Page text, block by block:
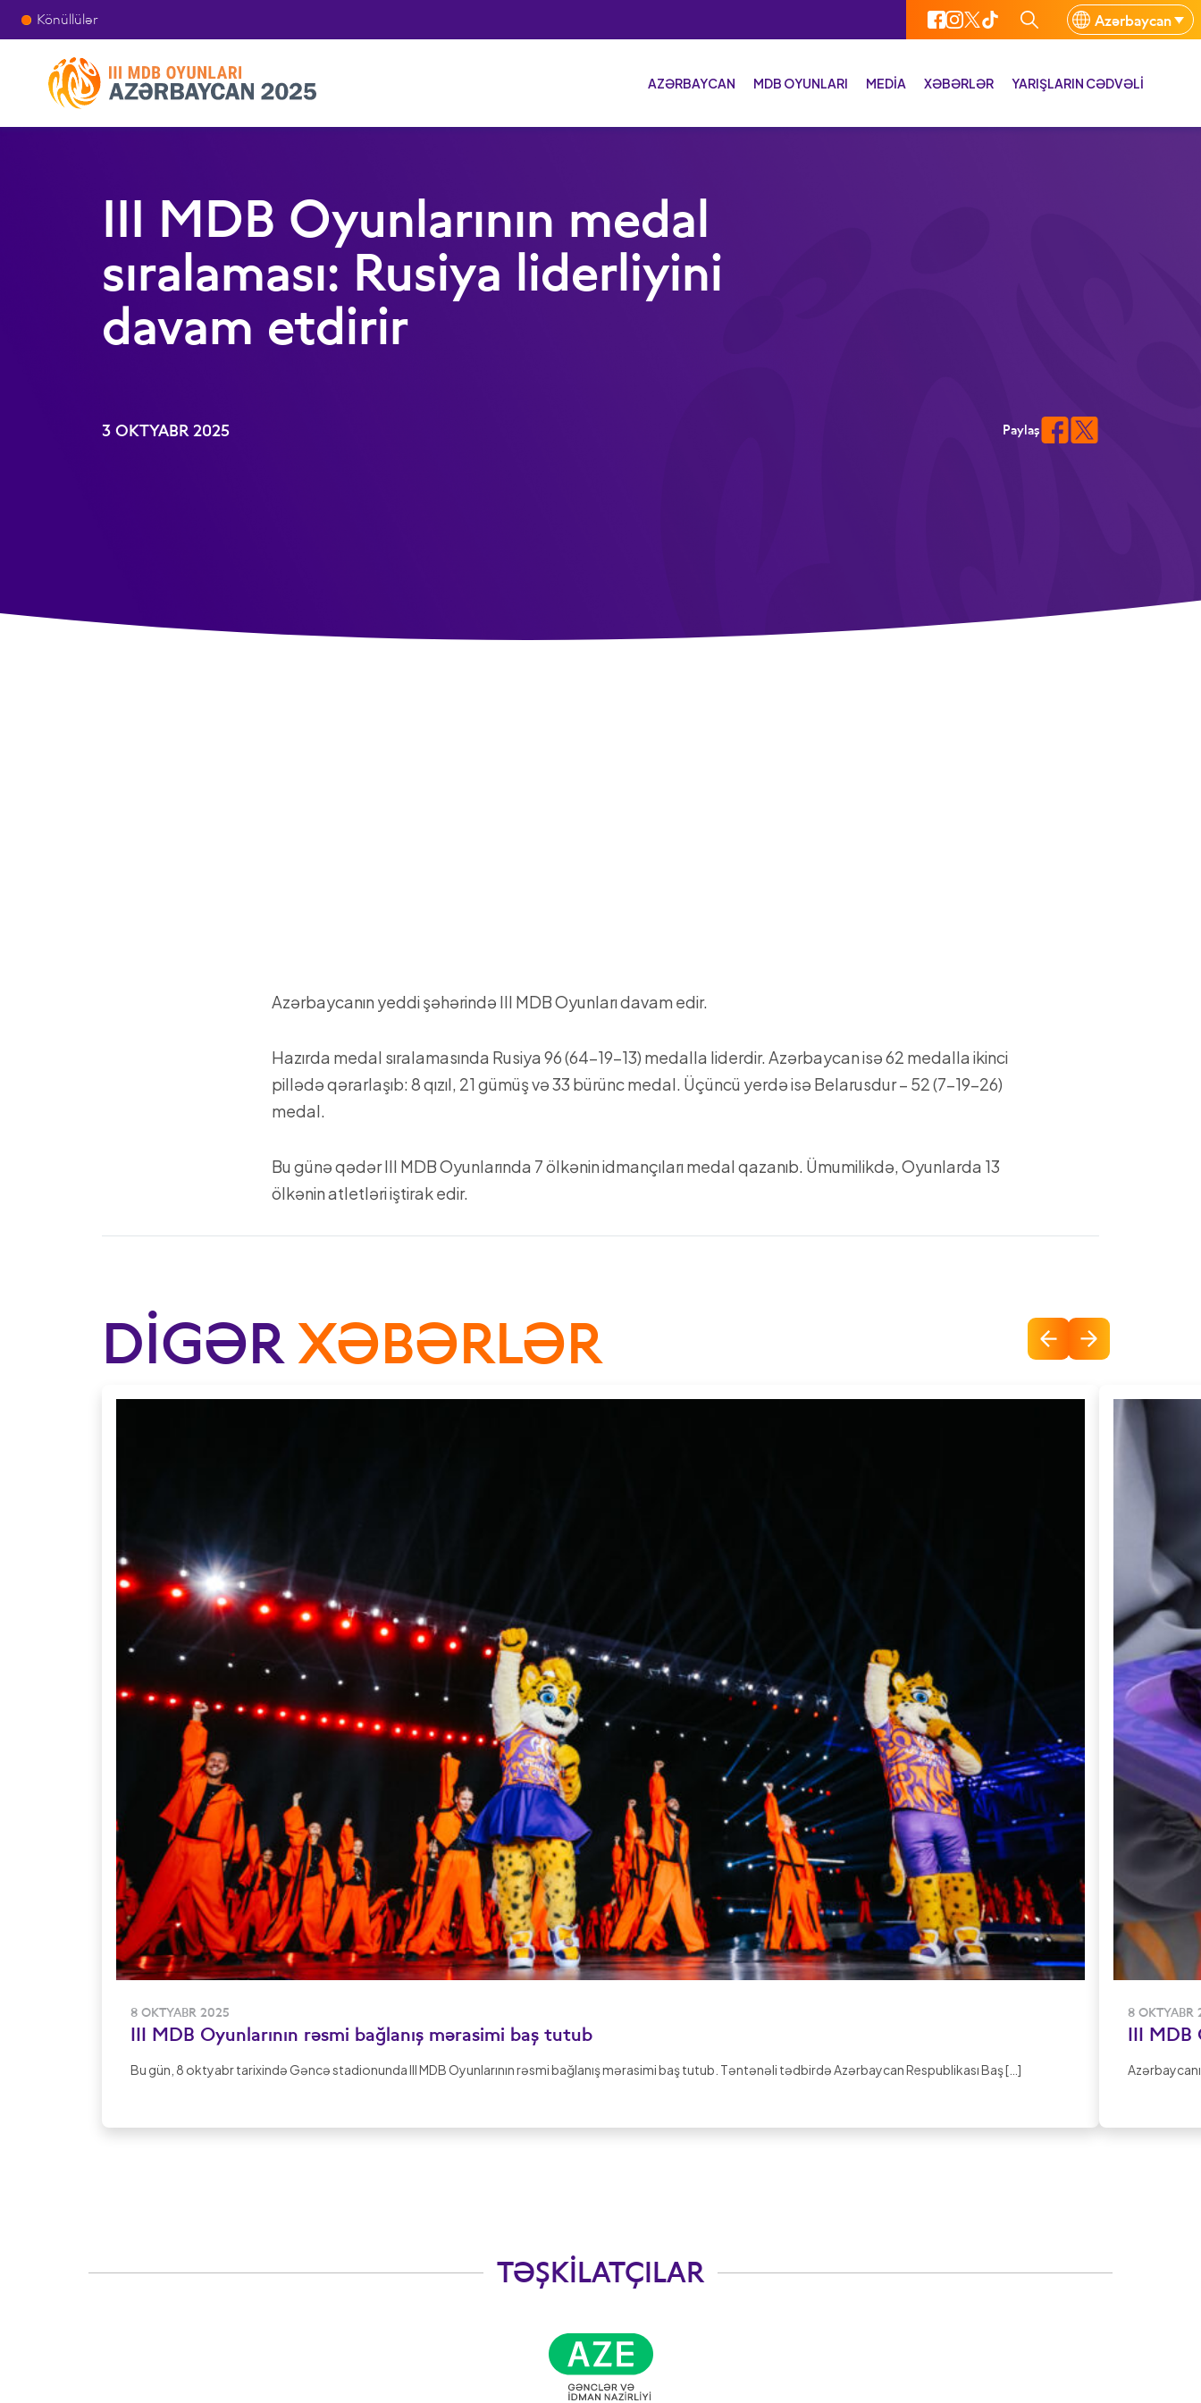
Könüllülər Azərbaycan
AZƏRBAYCAN MDB OYUNLARI MEDİA XƏBƏRLƏR YARIŞLARIN CƏDVƏLI
III MDB Oyunlarının medal
sıralaması: Rusiya liderliyini
davam etdirir
3 OKTYABR 2025 Paylaş
Azərbaycanın yeddi şəhərində III MDB Oyunları davam edir.
Hazırda medal sıralamasında Rusiya 96 (64-19-13) medalla liderdir. Azərbaycan isə 62 medalla ikinci
pillədə qərarlaşıb: 8 qızıl, 21 gümüş və 33 bürünc medal. Üçüncü yerdə isə Belarusdur – 52 (7-19-26)
medal.
Bu günə qədər III MDB Oyunlarında 7 ölkənin idmançıları medal qazanıb. Ümumilikdə, Oyunlarda 13
ölkənin atletləri iştirak edir.
DIGƏRXƏBƏRLƏR
8 OKTYABR 2025
III MDB Oyunlarının rəsmi bağlanış mərasimi baş tutub
Bu gün, 8 oktyabr tarixində Gəncə stadionunda III MDB Oyunlarının rəsmi bağlanış mərasimi baş tutub. Təntənəli tədbirdə Azərbaycan Respublikası Baş […]
8 OKTYABR
III MDB
TƏŞKILATÇILAR